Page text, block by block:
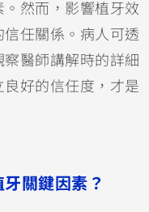
然而，影響植牙效
任關係。病人可透
醫師講解時的詳細
好的信任度，才是
關鍵因素？